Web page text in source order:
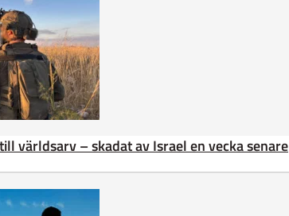
världsarv – skadat av Israel en vecka senare